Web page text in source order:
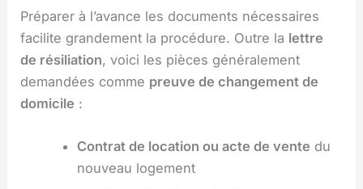
Préparer à l’avance les documents nécessaires
facilite grandement la procédure. Outre la lettre
de résiliation, voici les pièces généralement
demandées comme preuve de changement de
domicile :
Contrat de location ou acte de vente du
nouveau logement